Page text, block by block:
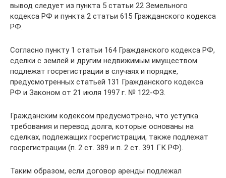
вывод следует из пункта 5 статьи 22 Земельного
кодекса РФ и пункта 2 статьи 615 Гражданского кодекса
РФ.
Согласно пункту 1 статьи 164 Гражданского кодекса РФ,
сделки с землей и другим недвижимым имуществом
подлежат госрегистрации в случаях и порядке,
предусмотренных статьей 131 Гражданского кодекса
РФ и Законом от 21 июля 1997 г. № 122-ФЗ.
Гражданским кодексом предусмотрено, что уступка
требования и перевод долга, которые основаны на
сделках, подлежащих госрегистрации, также подлежат
госрегистрации (п. 2 ст. 389 и п. 2 ст. 391 ГК РФ).
Таким образом, если договор аренды подлежал